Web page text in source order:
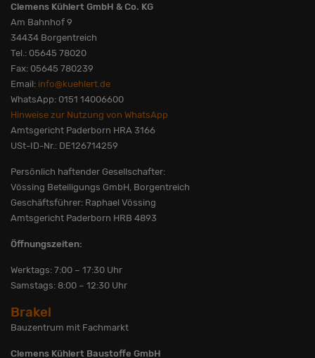
Clemens Kühlert GmbH & Co. KG
Am Bahnhof 9
34434 Borgentreich
Tel.: 05645 78020
Fax: 05645 780239
Email: info@kuehlert.de
WhatsApp: 0151 14006600
Hinweise zur Nutzung von WhatsApp
Amtsgericht Paderborn HRA 3166
USt-ID-Nr.: DE126714259
Persönlich haftender Gesellschafter:
Vössing Beteiligungs GmbH, Borgentreich
Geschäftsführer: Raphael Vössing
Amtsgericht Paderborn HRB 4893
Öffnungszeiten:
Werktags: 7:00 – 17:30 Uhr
Samstags: 8:00 – 12:30 Uhr
Brakel
Bauzentrum mit Fachmarkt
Clemens Kühlert Baustoffe GmbH